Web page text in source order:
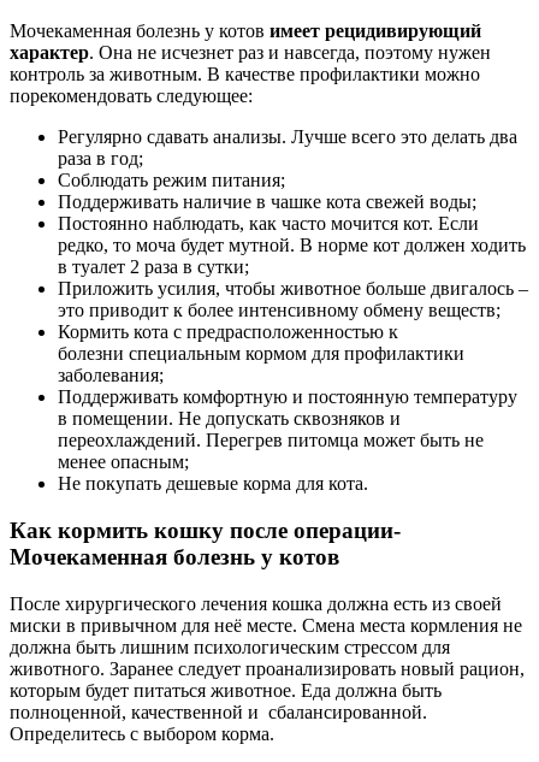
Мочекаменная болезнь у котов имеет рецидивирующий
характер. Она не исчезнет раз и навсегда, поэтому нужен
контроль за животным. В качестве профилактики можно
порекомендовать следующее:
Регулярно сдавать анализы. Лучше всего это делать два
раза в год;
Соблюдать режим питания;
Поддерживать наличие в чашке кота свежей воды;
Постоянно наблюдать, как часто мочится кот. Если
редко, то моча будет мутной. В норме кот должен ходить
в туалет 2 раза в сутки;
Приложить усилия, чтобы животное больше двигалось –
это приводит к более интенсивному обмену веществ;
Кормить кота с предрасположенностью к
болезни специальным кормом для профилактики
заболевания;
Поддерживать комфортную и постоянную температуру
в помещении. Не допускать сквозняков и
переохлаждений. Перегрев питомца может быть не
менее опасным;
Не покупать дешевые корма для кота.
Как кормить кошку после операции-
Мочекаменная болезнь у котов
После хирургического лечения кошка должна есть из своей
миски в привычном для неё месте. Смена места кормления не
должна быть лишним психологическим стрессом для
животного. Заранее следует проанализировать новый рацион,
которым будет питаться животное. Еда должна быть
полноценной, качественной и сбалансированной.
Определитесь с выбором корма.